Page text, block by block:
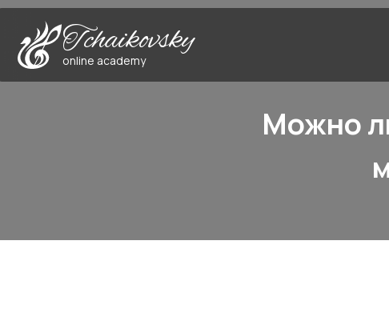
Tchaikovsky
online academy
Можно